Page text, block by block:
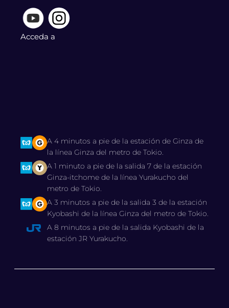
Acceda a
A 4 minutos a pie de la estación de Ginza de
la línea Ginza del metro de Tokio.
A 1 minuto a pie de la salida 7 de la estación
Ginza-itchome de la línea Yurakucho del
metro de Tokio.
A 3 minutos a pie de la salida 3 de la estación
Kyobashi de la línea Ginza del metro de Tokio.
A 8 minutos a pie de la salida Kyobashi de la
estación JR Yurakucho.